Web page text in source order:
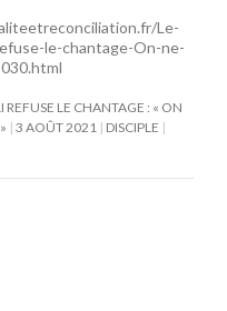
Le-
le-chantage-On-ne-
REFUSE LE CHANTAGE : « ON
3 AOÛT 2021
DISCIPLE